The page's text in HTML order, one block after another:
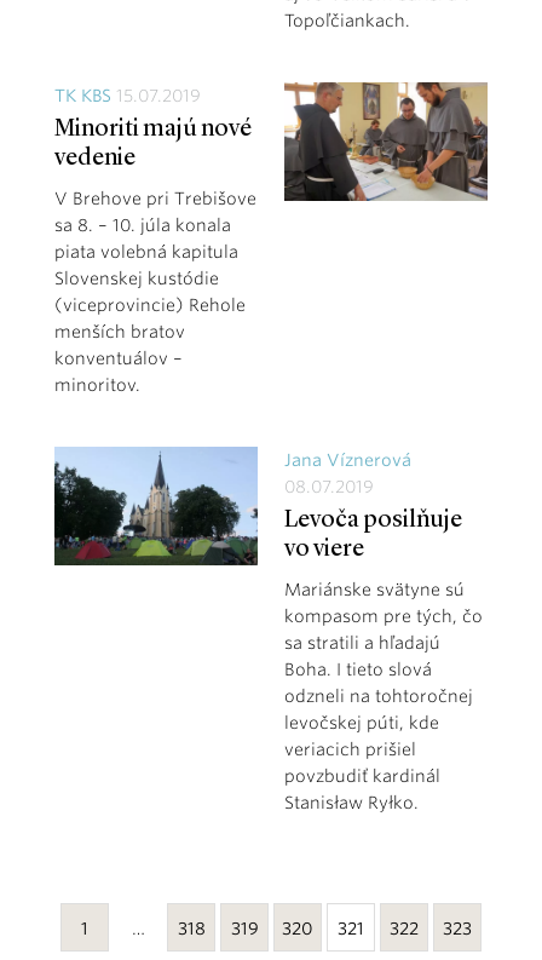
Topoľčiankach.
TK KBS 15.07.2019
Minoriti majú nové
vedenie
V Brehove pri Trebišove
sa 8. – 10. júla konala
piata volebná kapitula
Slovenskej kustódie
(viceprovincie) Rehole
menších bratov
konventuálov –
minoritov.
Jana Víznerová
08.07.2019
Levoča posilňuje
vo viere
Mariánske svätyne sú
kompasom pre tých, čo
sa stratili a hľadajú
Boha. I tieto slová
odzneli na tohtoročnej
levočskej púti, kde
veriacich prišiel
povzbudiť kardinál
Stanisław Ryłko.
1 … 318 319 320 321 322 323